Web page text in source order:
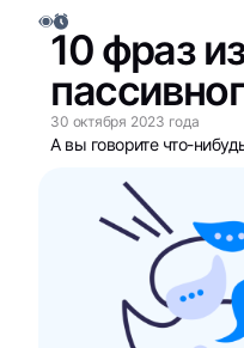
10 фраз
30 октября 2023 года
А вы говорите что-